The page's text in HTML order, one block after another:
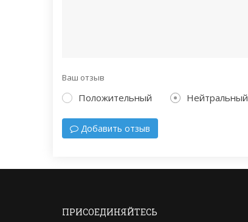
Ваш отзыв
Положительный Нейтральный
Добавить отзыв
ПРИСОЕДИНЯЙТЕСЬ